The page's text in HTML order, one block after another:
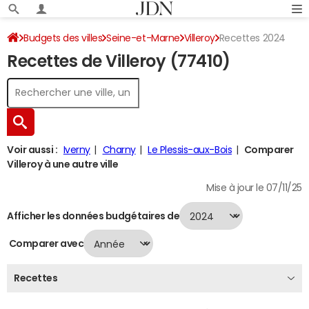
Budgets des villes Seine-et-Marne Villeroy Recettes 2024
Recettes de Villeroy (77410)
Voir aussi : Iverny Charny Le Plessis-aux-Bois
Comparer
Villeroy à une autre ville
Mise à jour le 07/11/25
Afficher les données budgétaires de
Comparer avec
Recettes